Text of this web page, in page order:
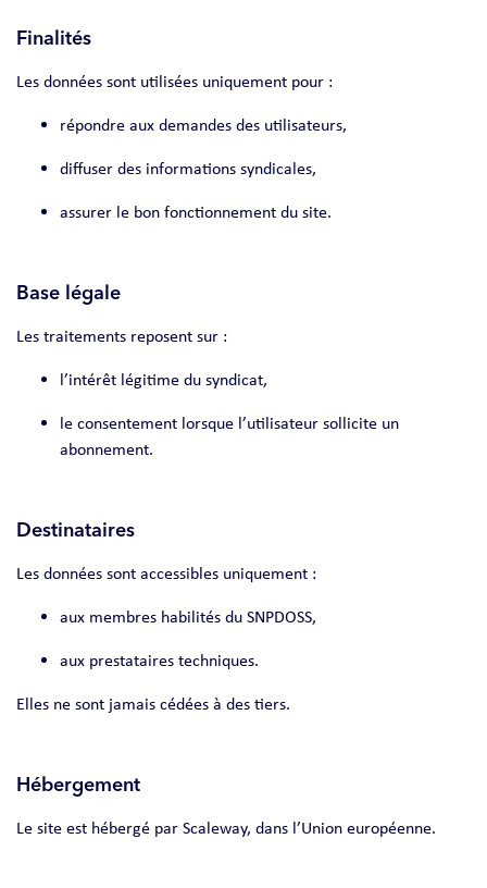
Finalités
Les données sont utilisées uniquement pour :
répondre aux demandes des utilisateurs,
diffuser des informations syndicales,
assurer le bon fonctionnement du site.
Base légale
Les traitements reposent sur :
l’intérêt légitime du syndicat,
le consentement lorsque l’utilisateur sollicite un
abonnement.
Destinataires
Les données sont accessibles uniquement :
aux membres habilités du SNPDOSS,
aux prestataires techniques.
Elles ne sont jamais cédées à des tiers.
Hébergement
Le site est hébergé par Scaleway, dans l’Union européenne.